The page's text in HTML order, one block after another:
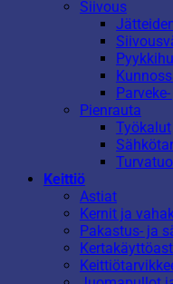
Siivous
Pienrauta
Työkalut
Keittiö
Astiat
Kernit ja
Pakastus- ja